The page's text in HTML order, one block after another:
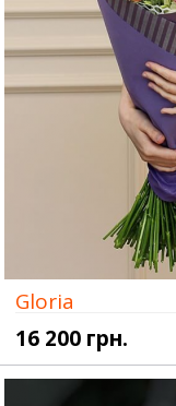
Gloria
16 200 грн.